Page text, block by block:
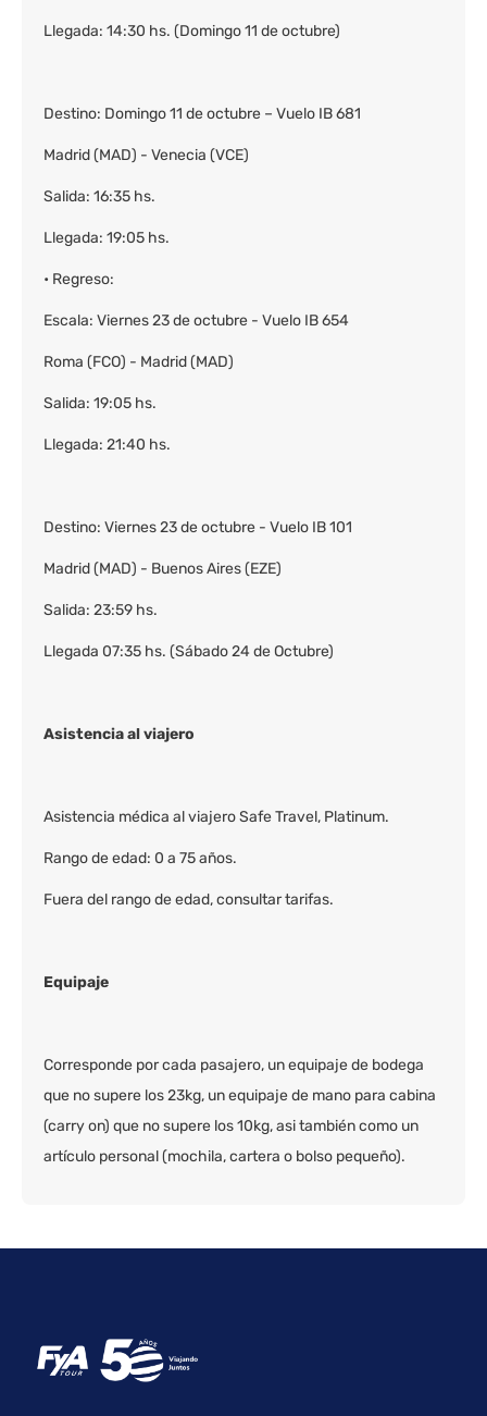
Llegada: 14:30 hs. (Domingo 11 de octubre)
Destino: Domingo 11 de octubre – Vuelo IB 681
Madrid (MAD) - Venecia (VCE)
Salida: 16:35 hs.
Llegada: 19:05 hs.
• Regreso:
Escala: Viernes 23 de octubre - Vuelo IB 654
Roma (FCO) - Madrid (MAD)
Salida: 19:05 hs.
Llegada: 21:40 hs.
Destino: Viernes 23 de octubre - Vuelo IB 101
Madrid (MAD) - Buenos Aires (EZE)
Salida: 23:59 hs.
Llegada 07:35 hs. (Sábado 24 de Octubre)
Asistencia al viajero
Asistencia médica al viajero Safe Travel, Platinum.
Rango de edad: 0 a 75 años.
Fuera del rango de edad, consultar tarifas.
Equipaje
Corresponde por cada pasajero, un equipaje de bodega
que no supere los 23kg, un equipaje de mano para cabina
(carry on) que no supere los 10kg, asi también como un
artículo personal (mochila, cartera o bolso pequeño).